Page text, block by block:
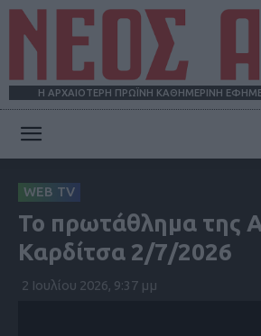
Η ΑΡΧΑΙΟΤΕΡΗ ΠΡΩΪΝΗ ΚΑΘΗΜΕΡΙΝΗ
ΑΓΩΝ
WEB TV
Το πρωτάθλημα της
Καρδίτσα 2/7/2026
2 Ιουλίου 2026, 9:37 μμ